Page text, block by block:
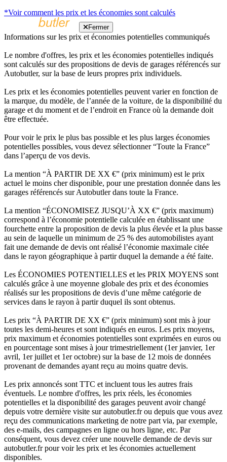
*Voir comment les prix et les économies sont calculés
Fermer
Informations sur les prix et économies potentielles communiqués
Le nombre d'offres, les prix et les économies potentielles indiqués
sont calculés sur des propositions de devis de garages référencés sur
Autobutler, sur la base de leurs propres prix individuels.
Les prix et les économies potentielles peuvent varier en fonction de
la marque, du modèle, de l’année de la voiture, de la disponibilité du
garage et du moment et de l’endroit en France où la demande doit
être effectuée.
Pour voir le prix le plus bas possible et les plus larges économies
potentielles possibles, vous devez sélectionner “Toute la France”
dans l’aperçu de vos devis.
La mention “À PARTIR DE XX €” (prix minimum) est le prix
actuel le moins cher disponible, pour une prestation donnée dans les
garages référencés sur Autobutler dans toute la France.
La mention “ÉCONOMISEZ JUSQU’À XX €” (prix maximum)
correspond à l’économie potentielle calculée en établissant une
fourchette entre la proposition de devis la plus élevée et la plus basse
au sein de laquelle un minimum de 25 % des automobilistes ayant
fait une demande de devis ont réalisé l’économie maximale citée
dans le rayon géographique à partir duquel la demande a été faite.
Les ÉCONOMIES POTENTIELLES et les PRIX MOYENS sont
calculés grâce à une moyenne globale des prix et des économies
réalisés sur les propositions de devis d’une même catégorie de
services dans le rayon à partir duquel ils sont obtenus.
Les prix “À PARTIR DE XX €” (prix minimum) sont mis à jour
toutes les demi-heures et sont indiqués en euros. Les prix moyens,
prix maximum et économies potentielles sont exprimées en euros ou
en pourcentage sont mises à jour trimestriellement (1er janvier, 1er
avril, 1er juillet et 1er octobre) sur la base de 12 mois de données
provenant de demandes ayant reçu au moins quatre devis.
Les prix annoncés sont TTC et incluent tous les autres frais
éventuels. Le nombre d'offres, les prix réels, les économies
potentielles et la disponibilité des garages peuvent avoir changé
depuis votre dernière visite sur autobutler.fr ou depuis que vous avez
reçu des communications marketing de notre part via, par exemple,
des e-mails, des campagnes en ligne ou hors ligne, etc. Par
conséquent, vous devez créer une nouvelle demande de devis sur
autobutler.fr pour voir les prix et les économies actuellement
disponibles.